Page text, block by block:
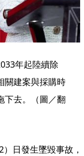
年起陸續除
關建案與採購時
下去。（圖／翻
日發生墜毀事故，